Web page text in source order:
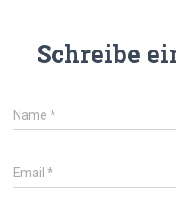
Schreibe
Name *
Email *